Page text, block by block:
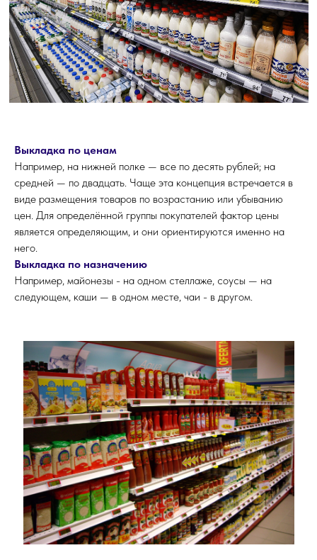
Выкладка по ценам
Например, на нижней полке — все по десять рублей; на
сред­ней — по двадцать. Чаще эта концепция встречается в
виде размещения товаров по возрастанию или убыванию
цен. Для определённой группы покупателей фактор цены
является определяющим, и они ориентируются именно на
него.
Выкладка по назначению
Например, майонезы - на одном стеллаже, соусы — на
следующем, каши — в одном месте, чаи - в другом.